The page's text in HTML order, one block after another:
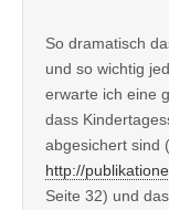
So dramatisch
und so wichtig
erwarte ich eine
dass
abgesichert sind
http://
Seite 32) und